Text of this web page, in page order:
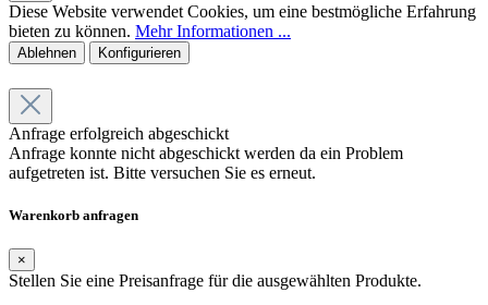
Diese Website verwendet Cookies, um eine bestmögliche Erfahrung
bieten zu können. Mehr Informationen ...
Ablehnen Konfigurieren
Anfrage erfolgreich abgeschickt
Anfrage konnte nicht abgeschickt werden da ein Problem
aufgetreten ist. Bitte versuchen Sie es erneut.
Warenkorb anfragen
×
Stellen Sie eine Preisanfrage für die ausgewählten Produkte.